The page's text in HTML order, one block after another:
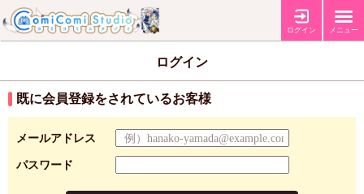
ログイン メニュー
ログイン
既に会員登録をされているお客様
メールアドレス
パスワード